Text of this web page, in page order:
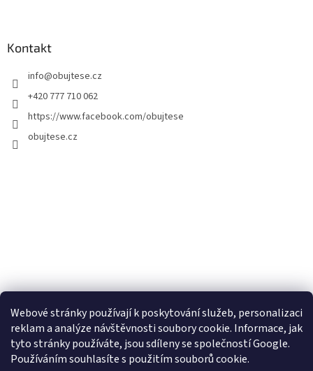
Webové stránky používají k poskytování služeb, personalizaci
reklam a analýze návštěvnosti soubory cookie. Informace, jak
tyto stránky používáte, jsou sdíleny se společností Google.
Používáním souhlasíte s použitím souborů cookie.
Kontakt
info@obujtese.cz
+420 777 710 062
https://www.facebook.com/obujtese
obujtese.cz